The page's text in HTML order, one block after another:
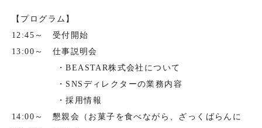
【プログラム】
12:45～ 受付開始
13:00～ 仕事説明会
・BEASTAR株式会社について
・SNSディレクターの業務内容
・採用情報
14:00～ 懇親会（お菓子を食べながら、ざっくばらんに